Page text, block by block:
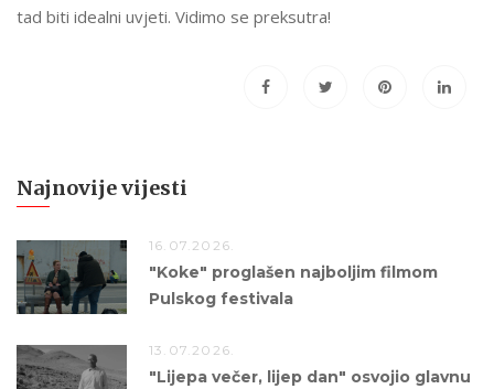
tad biti idealni uvjeti. Vidimo se preksutra!
Najnovije vijesti
16.07.2026.
"Koke" proglašen najboljim filmom
Pulskog festivala
13.07.2026.
"Lijepa večer, lijep dan" osvojio glavnu